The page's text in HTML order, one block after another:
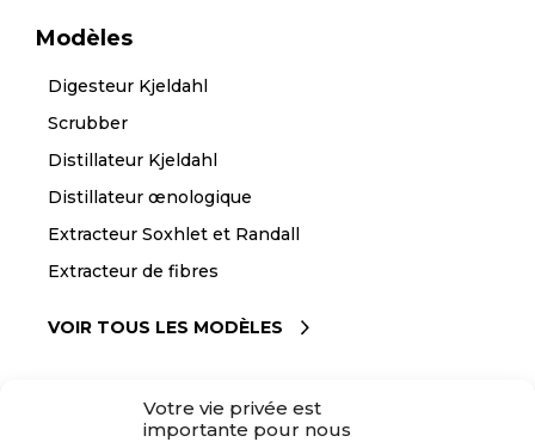
Votre vie privée est
importante pour nous
Modèles
Digesteur Kjeldahl
Scrubber
Distillateur Kjeldahl
Distillateur œnologique
Extracteur Soxhlet et Randall
Extracteur de fibres
VOIR TOUS LES MODÈLES
RESSOURCES